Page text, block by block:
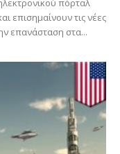
πόρταλ
επισημαίνουν τις νέες
επανάσταση στα...